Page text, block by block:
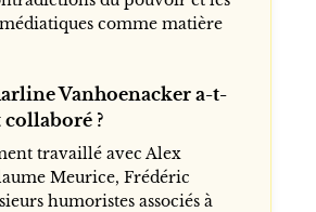
comme matière
Vanhoenacker a-t-
?
travaillé avec Alex
Meurice, Frédéric
humoristes associés à